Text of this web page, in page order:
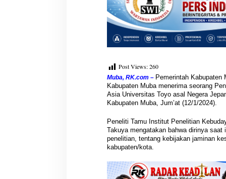
Post Views: 260
Muba, RK.com – Pemerintah Kabupaten
Kabupaten Muba menerima seorang
Asia Universitas Toyo asal Negera
Kabupaten Muba, Jum’at (12/1/2024).
Peneliti Tamu Institut Penelitian
Takuya mengatakan bahwa dirinya
penelitian, tentang kebijakan jaminan
kabupaten/kota.